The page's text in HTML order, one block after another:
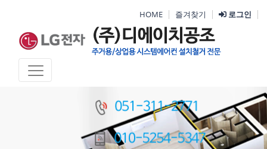
HOME 즐겨찾기 로그인